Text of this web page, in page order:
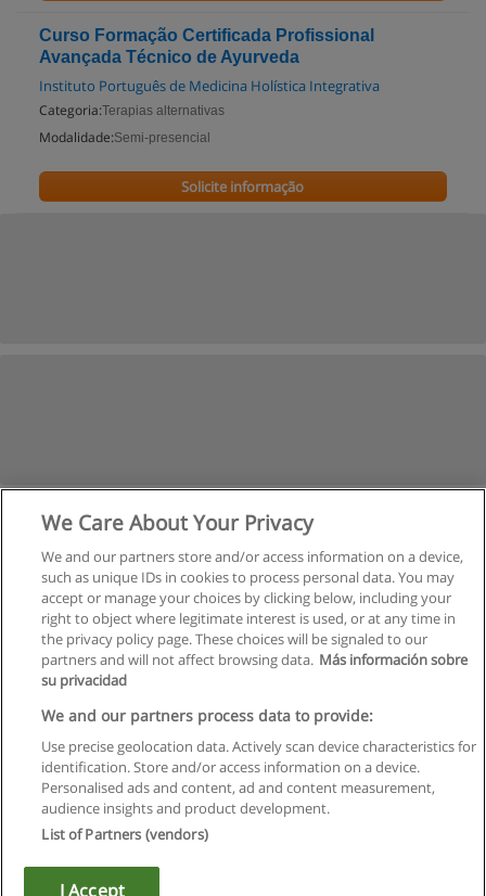
Curso Formação Certificada Profissional
Avançada Técnico de Ayurveda
Instituto Português de Medicina Holística Integrativa
Categoria:Terapias alternativas
Modalidade:Semi-presencial
Solicite informação
Regras de uso
Privacidade de dados
Entrar em contato com Educaedu
Copyright © Educaedu Business S.L. - CIF : B-95610580: -
We Care About Your Privacy
We and our partners store and/or access information on a device,
such as unique IDs in cookies to process personal data. You may
accept or manage your choices by clicking below, including your
right to object where legitimate interest is used, or at any time in
the privacy policy page. These choices will be signaled to our
partners and will not affect browsing data. Más información sobre
su privacidad
We and our partners process data to provide:
Use precise geolocation data. Actively scan device characteristics for
identification. Store and/or access information on a device.
Personalised ads and content, ad and content measurement,
audience insights and product development.
List of Partners (vendors)
I Accept